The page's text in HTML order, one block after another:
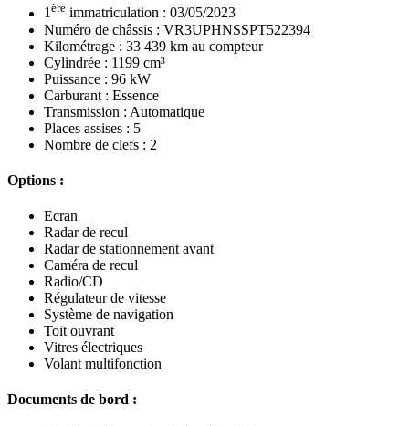
1ère immatriculation : 03/05/2023
Numéro de châssis : VR3UPHNSSPT522394
Kilométrage : 33 439 km au compteur
Cylindrée : 1199 cm³
Puissance : 96 kW
Carburant : Essence
Transmission : Automatique
Places assises : 5
Nombre de clefs : 2
Options :
Ecran
Radar de recul
Radar de stationnement avant
Caméra de recul
Radio/CD
Régulateur de vitesse
Système de navigation
Toit ouvrant
Vitres électriques
Volant multifonction
Documents de bord :